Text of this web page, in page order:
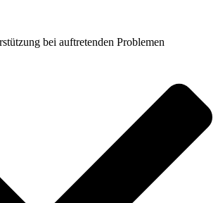
bei auftretenden Problemen